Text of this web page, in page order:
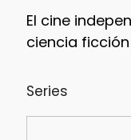
El cine
ciencia
Series